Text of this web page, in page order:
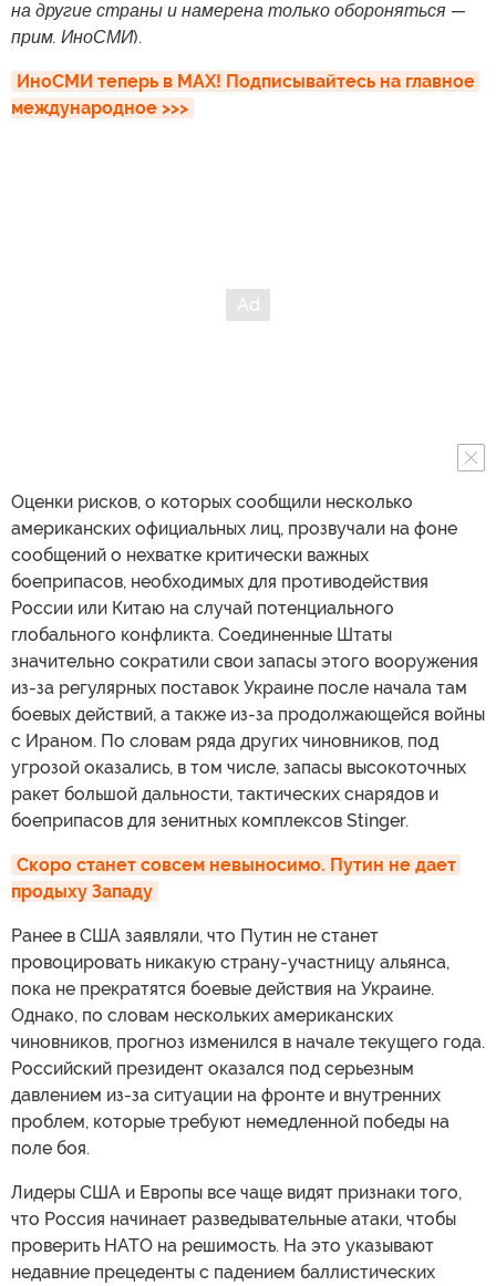
на другие страны и намерена только обороняться —
прим. ИноСМИ).
ИноСМИ теперь в MAX! Подписывайтесь на главное
международное >>>
Оценки рисков, о которых сообщили несколько
американских официальных лиц, прозвучали на фоне
сообщений о нехватке критически важных
боеприпасов, необходимых для противодействия
России или Китаю на случай потенциального
глобального конфликта. Соединенные Штаты
значительно сократили свои запасы этого вооружения
из-за регулярных поставок Украине после начала там
боевых действий, а также из-за продолжающейся войны
с Ираном. По словам ряда других чиновников, под
угрозой оказались, в том числе, запасы высокоточных
ракет большой дальности, тактических снарядов и
боеприпасов для зенитных комплексов Stinger.
Скоро станет совсем невыносимо. Путин не дает
продыху Западу
Ранее в США заявляли, что Путин не станет
провоцировать никакую страну-участницу альянса,
пока не прекратятся боевые действия на Украине.
Однако, по словам нескольких американских
чиновников, прогноз изменился в начале текущего года.
Российский президент оказался под серьезным
давлением из-за ситуации на фронте и внутренних
проблем, которые требуют немедленной победы на
поле боя.
Лидеры США и Европы все чаще видят признаки того,
что Россия начинает разведывательные атаки, чтобы
проверить НАТО на решимость. На это указывают
недавние прецеденты с падением баллистических